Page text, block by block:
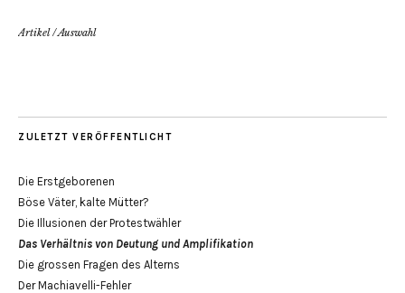
Artikel/Auswahl
ZULETZT VERÖFFENTLICHT
Die Erstgeborenen
Böse Väter, kalte Mütter?
Die Illusionen der Protestwähler
Das Verhältnis von Deutung und Amplifikation
Die grossen Fragen des Alterns
Der Machiavelli-Fehler